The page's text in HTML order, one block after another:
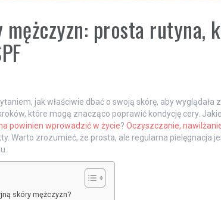
prosta rutyna,
jak właściwie dbać o swoją skórę, aby wyglądała
które mogą znacząco poprawić kondycję cery.
powinien wprowadzić w życie? Oczyszczanie,
Warto zrozumieć, że prosta, ale regularna pielęgnacja
skóry mężczyzn?